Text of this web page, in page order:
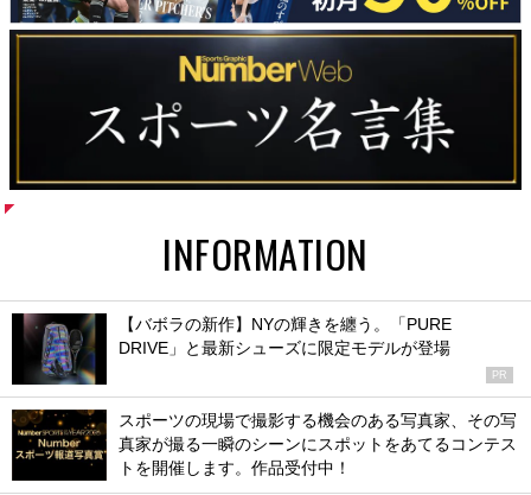
INFORMATION
【バボラの新作】NYの輝きを纏う。「PURE
DRIVE」と最新シューズに限定モデルが登場
PR
スポーツの現場で撮影する機会のある写真家、その写
真家が撮る一瞬のシーンにスポットをあてるコンテス
トを開催します。作品受付中！